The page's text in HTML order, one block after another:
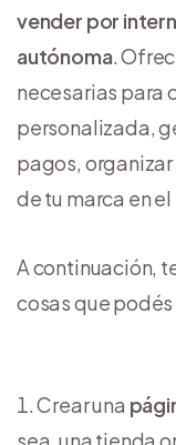
vender por
autónoma.
necesarias para
personalizada,
pagos,
de tu marca en
A continuación,
cosas que
Crear una